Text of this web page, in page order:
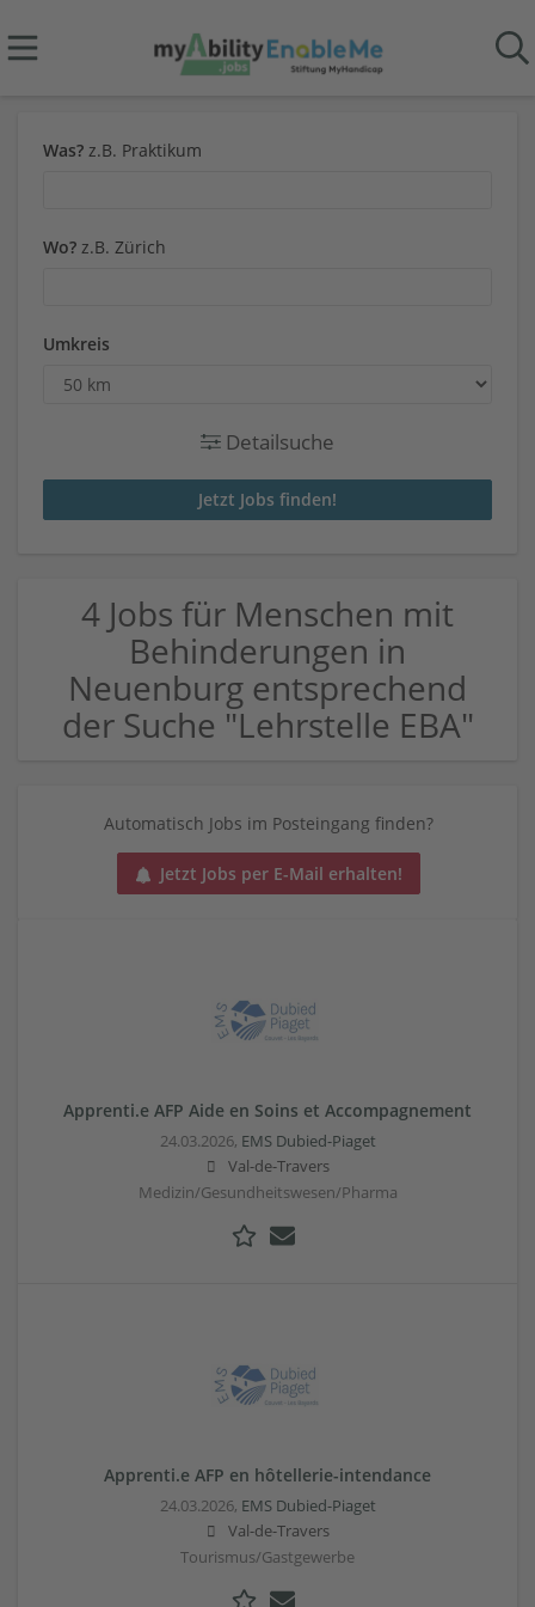
Was? z.B. Praktikum
Wo? z.B. Zürich
Umkreis
Detailsuche
4 Jobs für Menschen mit
Behinderungen in
Neuenburg entsprechend
der Suche "Lehrstelle EBA"
Automatisch Jobs im Posteingang finden?
Jetzt Jobs per E-Mail erhalten!
Apprenti.e AFP Aide en Soins et Accompagnement
24.03.2026, EMS Dubied-Piaget
Val-de-Travers
Medizin/Gesundheitswesen/Pharma
Apprenti.e AFP en hôtellerie-intendance
24.03.2026, EMS Dubied-Piaget
Val-de-Travers
Tourismus/Gastgewerbe